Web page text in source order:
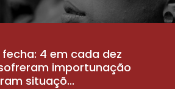
4 em cada dez
importunação
situaçõ...